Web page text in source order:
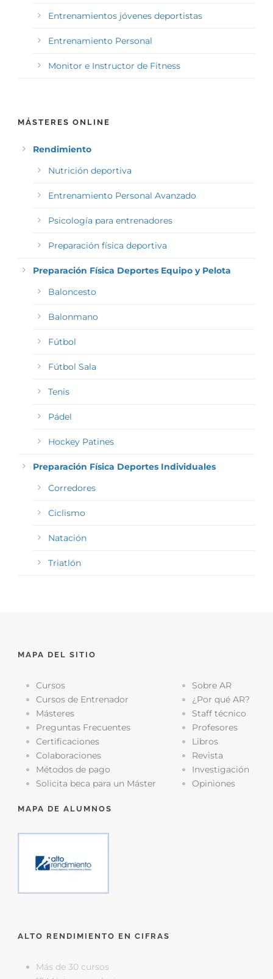
Entrenamientos jóvenes deportistas
Entrenamiento Personal
Monitor e Instructor de Fitness
MÁSTERES ONLINE
Rendimiento
Nutrición deportiva
Entrenamiento Personal Avanzado
Psicología para entrenadores
Preparación física deportiva
Preparación Física Deportes Equipo y Pelota
Baloncesto
Balonmano
Fútbol
Fútbol Sala
Tenis
Pádel
Hockey Patines
Preparación Física Deportes Individuales
Corredores
Ciclismo
Natación
Triatlón
MAPA DEL SITIO
Cursos
Cursos de Entrenador
Másteres
Preguntas Frecuentes
Certificaciones
Colaboraciones
Métodos de pago
Solicita beca para un Máster
Sobre AR
¿Por qué AR?
Staff técnico
Profesores
Libros
Revista
Investigación
Opiniones
MAPA DE ALUMNOS
ALTO RENDIMIENTO EN CIFRAS
Más de 30 cursos